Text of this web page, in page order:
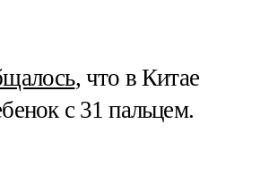
, что в Китае
с 31 пальцем.